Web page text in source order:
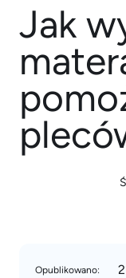
Jak
Opublikowano: